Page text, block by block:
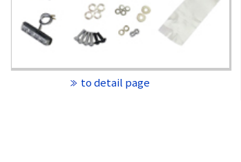
to detail page